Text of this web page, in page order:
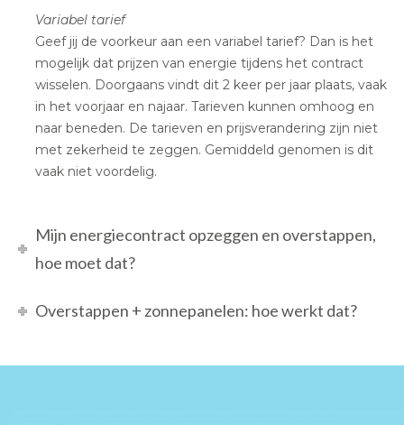
Variabel tarief
Geef jij de voorkeur aan een variabel tarief? Dan is het
mogelijk dat prijzen van energie tijdens het contract
wisselen. Doorgaans vindt dit 2 keer per jaar plaats, vaak
in het voorjaar en najaar. Tarieven kunnen omhoog en
naar beneden. De tarieven en prijsverandering zijn niet
met zekerheid te zeggen. Gemiddeld genomen is dit
vaak niet voordelig.
Mijn energiecontract opzeggen en overstappen,
hoe moet dat?
Overstappen + zonnepanelen: hoe werkt dat?